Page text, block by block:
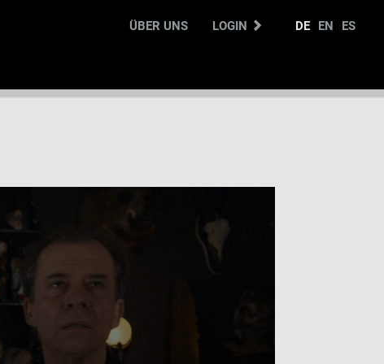
ÜBER UNS LOGIN DE EN ES